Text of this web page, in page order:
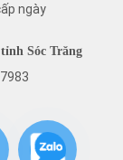
ngày
Sóc Trăng